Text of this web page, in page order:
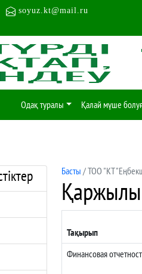
soyuz.kt@mail.ru
Одақ туралы Қалай мүше
Басты / ТОО "КТ
Тақырып
Финансовая